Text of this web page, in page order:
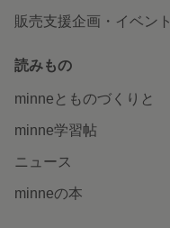
販売支援企画・イベント
読みもの
minneとものづくりと
minne学習帖
ニュース
minneの本